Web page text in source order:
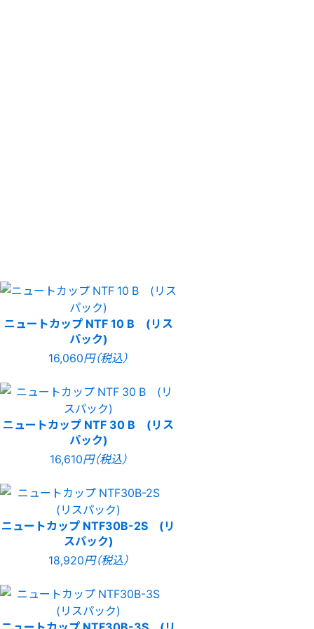
ニュートカップ NTF 10 B (リス
パック)
16,060円（税込）
ニュートカップ NTF 30 B (リス
パック)
16,610円（税込）
ニュートカップ NTF30B-2S (リ
スパック)
18,920円（税込）